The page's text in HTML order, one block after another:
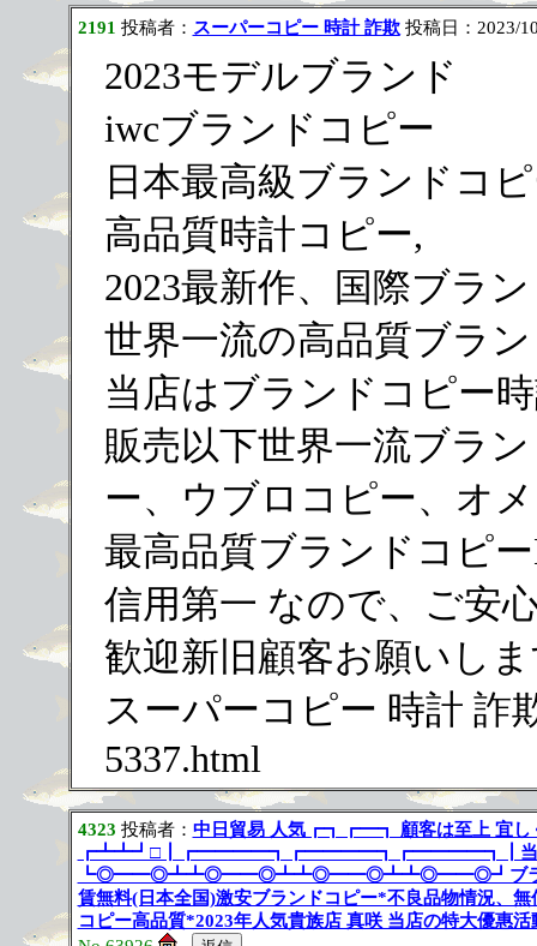
2191 投稿者： スーパーコピー 時計 詐欺投稿日：2023/
2023モデルブランド
iwcブランドコピー
日本最高級ブランドコ
高品質時計コピー,
2023最新作、国際ブラ
世界一流の高品質ブラ
当店はブランドコピー
販売以下世界一流ブラ
ー、ウブロコピー、オ
最高品質ブランドコピ
信用第一 なので、ご安
歓迎新旧顧客お願いし
スーパーコピー 時計 詐
5337.html
4323 投稿者： 中日貿易 人気┏┓┏━┓ 顧客は至上 宜し
┏┻┻┛□┃┏━━━━┓┏━━━━┓┏━━━━┓┃当店は腕時
┗◎━━◎┻┻◎━━◎┻┻◎━━◎┻┻◎━━◎┛ブランドコピ
賃無料(日本全国)激安ブランドコピー*不良品物情況、
コピー高品質*2023年人気貴族店 真咲 当店の特大優惠